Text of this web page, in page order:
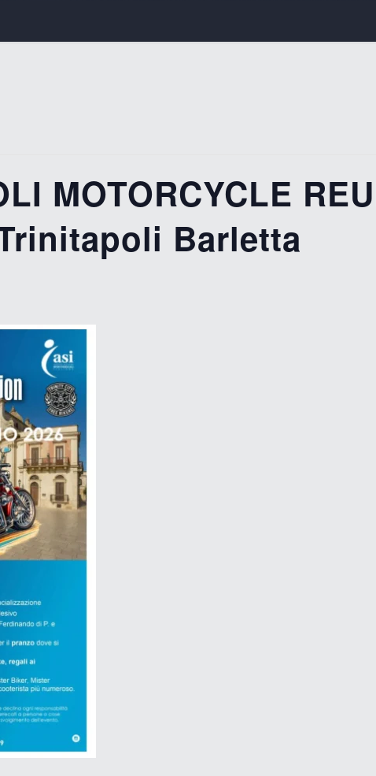
MOTORCYCLE
Barletta